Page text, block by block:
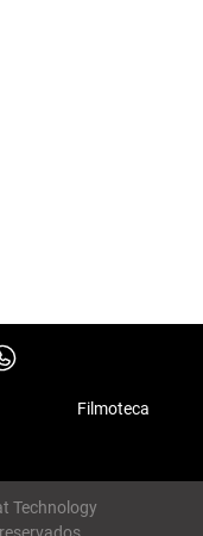
Filmoteca
Technology